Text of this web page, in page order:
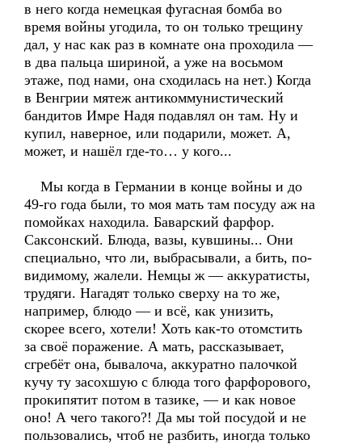
в него когда немецкая фугасная бомба во
время войны угодила, то он только трещину
дал, у нас как раз в комнате она проходила —
в два пальца шириной, а уже на восьмом
этаже, под нами, она сходилась на нет.) Когда
в Венгрии мятеж антикоммунистический
бандитов Имре Надя подавлял он там. Ну и
купил, наверное, или подарили, может. А,
может, и нашёл где-то… у кого...
Мы когда в Германии в конце войны и до
49-го года были, то моя мать там посуду аж на
помойках находила. Баварский фарфор.
Саксонский. Блюда, вазы, кувшины... Они
специально, что ли, выбрасывали, а бить, по-
видимому, жалели. Немцы ж — аккуратисты,
трудяги. Нагадят только сверху на то же,
например, блюдо — и всё, как унизить,
скорее всего, хотели! Хоть как-то отомстить
за своё поражение. А мать, рассказывает,
сгребёт она, бывалоча, аккуратно палочкой
кучу ту засохшую с блюда того фарфорового,
прокипятит потом в тазике, — и как новое
оно! А чего такого?! Да мы той посудой и не
пользовались, чтоб не разбить, иногда только